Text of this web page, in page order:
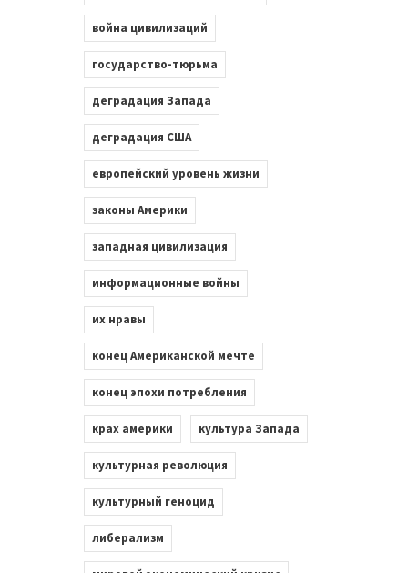
война цивилизаций
государство-тюрьма
деградация Запада
деградация США
европейский уровень жизни
законы Америки
западная цивилизация
информационные войны
их нравы
конец Американской мечте
конец эпохи потребления
крах америки культура Запада
культурная революция
культурный геноцид
либерализм